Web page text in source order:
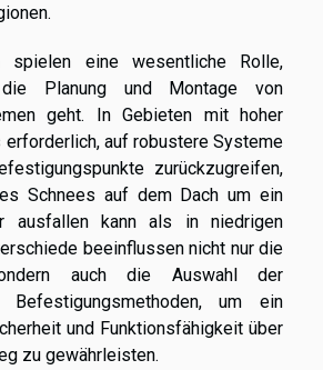
spielen eine wesentliche Rolle,
Planung und Montage von
geht. In Gebieten mit hoher
auf robustere Systeme
zurückzugreifen,
Schnees auf dem Dach um ein
ausfallen kann als in niedrigen
beeinflussen nicht nur die
auch die Auswahl der
Befestigungsmethoden, um ein
und Funktionsfähigkeit über
zu gewährleisten.